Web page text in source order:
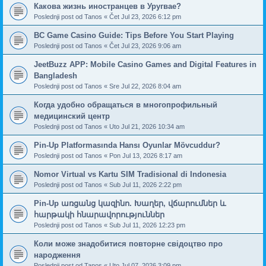
Какова жизнь иностранцев в Уругвае?
Poslednji post od Tanos « Čet Jul 23, 2026 6:12 pm
BC Game Casino Guide: Tips Before You Start Playing
Poslednji post od Tanos « Čet Jul 23, 2026 9:06 am
JeetBuzz APP: Mobile Casino Games and Digital Features in
Bangladesh
Poslednji post od Tanos « Sre Jul 22, 2026 8:04 am
Когда удобно обращаться в многопрофильный
медицинский центр
Poslednji post od Tanos « Uto Jul 21, 2026 10:34 am
Pin-Up Platformasında Hansı Oyunlar Mövcuddur?
Poslednji post od Tanos « Pon Jul 13, 2026 8:17 am
Nomor Virtual vs Kartu SIM Tradisional di Indonesia
Poslednji post od Tanos « Sub Jul 11, 2026 2:22 pm
Pin-Up առցանց կազինո. Խաղեր, վճարումներ և
հարթակի հնարավորություններ
Poslednji post od Tanos « Sub Jul 11, 2026 12:23 pm
Коли може знадобитися повторне свідоцтво про
народження